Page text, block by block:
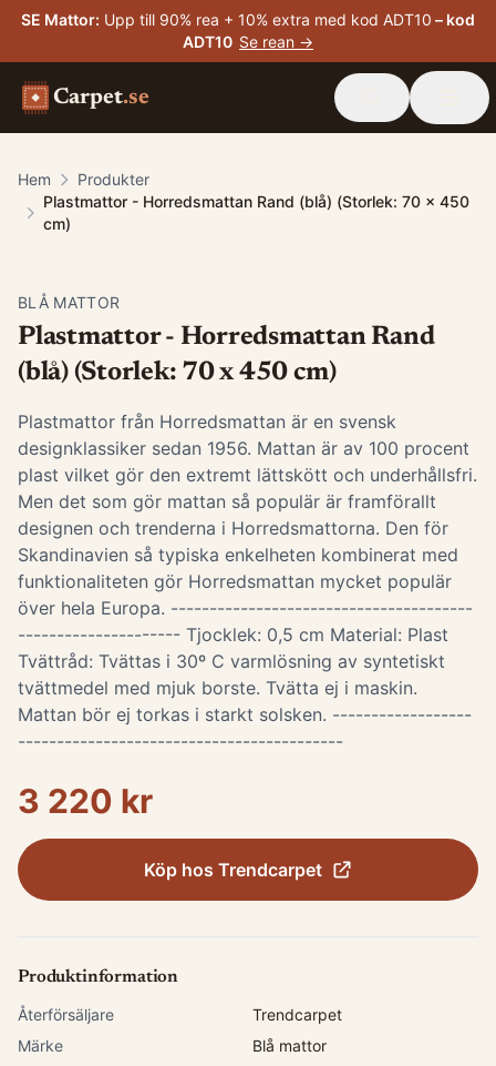
SE Mattor: Upp till 90% rea + 10% extra med kod ADT10 – kod
ADT10 Se rean →
Carpet.se
Hem
Produkter
Plastmattor - Horredsmattan Rand (blå) (Storlek: 70 x 450
cm)
BLÅ MATTOR
Plastmattor - Horredsmattan Rand
(blå) (Storlek: 70 x 450 cm)
Plastmattor från Horredsmattan är en svensk
designklassiker sedan 1956. Mattan är av 100 procent
plast vilket gör den extremt lättskött och underhållsfri.
Men det som gör mattan så populär är framförallt
designen och trenderna i Horredsmattorna. Den för
Skandinavien så typiska enkelheten kombinerat med
funktionaliteten gör Horredsmattan mycket populär
över hela Europa. ---------------------------------------
--------------------- Tjocklek: 0,5 cm Material: Plast
Tvättråd: Tvättas i 30º C varmlösning av syntetiskt
tvättmedel med mjuk borste. Tvätta ej i maskin.
Mattan bör ej torkas i starkt solsken. ------------------
------------------------------------------
3 220 kr
Köp hos Trendcarpet
Produktinformation
Återförsäljare
Trendcarpet
Märke
Blå mattor